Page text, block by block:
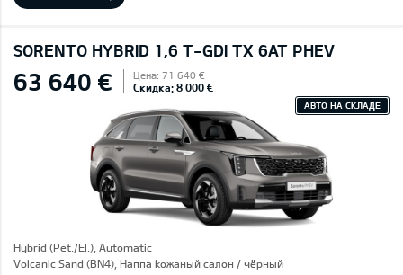
SORENTO HYBRID 1,6 T-GDI TX 6AT PHEV
63 640 € Цена: 71 640 €
Скидка: 8 000 €
АВТО НА СКЛАДЕ
Hybrid (Pet./El.), Automatic
Volcanic Sand (BN4), Hаппа kожаный салон / чёрный